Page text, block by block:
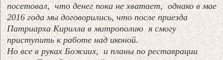
посетовал, что денег пока не хватает, однако в мае
2016 года мы договорились, что после приезда
Патриарха Кирилла в митрополию я смогу
приступить к работе над иконой.
Но все в руках Божиих, и планы по реставрации